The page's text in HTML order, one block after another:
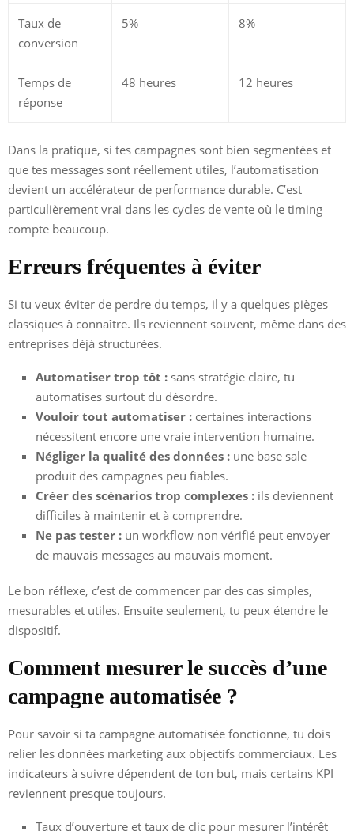
Taux de
conversion
5% 8%
Temps de
réponse
48 heures 12 heures
Dans la pratique, si tes campagnes sont bien segmentées et
que tes messages sont réellement utiles, l’automatisation
devient un accélérateur de performance durable. C’est
particulièrement vrai dans les cycles de vente où le timing
compte beaucoup.
Erreurs fréquentes à éviter
Si tu veux éviter de perdre du temps, il y a quelques pièges
classiques à connaître. Ils reviennent souvent, même dans des
entreprises déjà structurées.
Automatiser trop tôt : sans stratégie claire, tu
automatises surtout du désordre.
Vouloir tout automatiser : certaines interactions
nécessitent encore une vraie intervention humaine.
Négliger la qualité des données : une base sale
produit des campagnes peu fiables.
Créer des scénarios trop complexes : ils deviennent
difficiles à maintenir et à comprendre.
Ne pas tester : un workflow non vérifié peut envoyer
de mauvais messages au mauvais moment.
Le bon réflexe, c’est de commencer par des cas simples,
mesurables et utiles. Ensuite seulement, tu peux étendre le
dispositif.
Comment mesurer le succès d’une
campagne automatisée ?
Pour savoir si ta campagne automatisée fonctionne, tu dois
relier les données marketing aux objectifs commerciaux. Les
indicateurs à suivre dépendent de ton but, mais certains KPI
reviennent presque toujours.
Taux d’ouverture et taux de clic pour mesurer l’intérêt